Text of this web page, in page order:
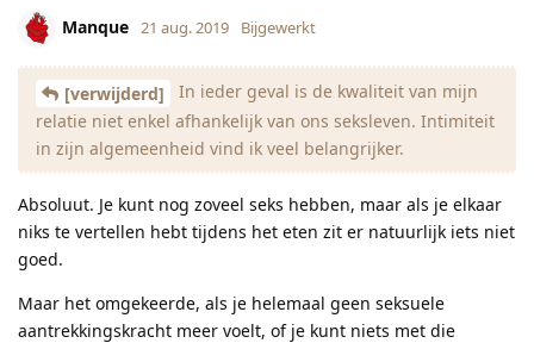
Manque 21 aug. 2019 Bijgewerkt
[verwijderd]
In ieder geval is de kwaliteit van mijn
relatie niet enkel afhankelijk van ons seksleven. Intimiteit
in zijn algemeenheid vind ik veel belangrijker.
Absoluut. Je kunt nog zoveel seks hebben, maar als je elkaar
niks te vertellen hebt tijdens het eten zit er natuurlijk iets niet
goed.
Maar het omgekeerde, als je helemaal geen seksuele
aantrekkingskracht meer voelt, of je kunt niets met die